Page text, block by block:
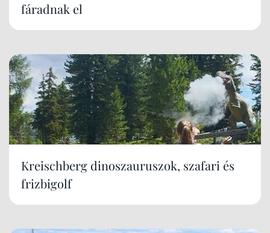
fáradnak el
Kreischberg dinoszauruszok, szafari és
frizbigolf